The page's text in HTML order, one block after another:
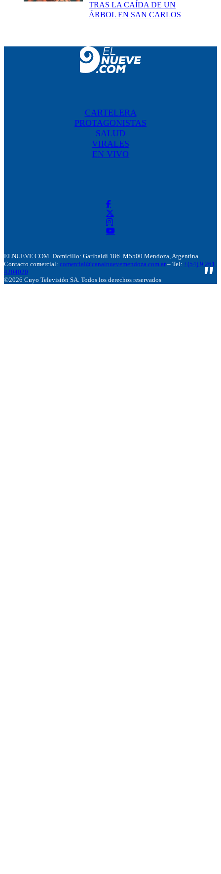
TRAS LA CAÍDA DE UN
ÁRBOL EN SAN CARLOS
CARTELERA
PROTAGONISTAS
SALUD
VIRALES
EN VIVO
ELNUEVE.COM. Domicillo: Garibaldi 186. M5500 Mendoza, Argentina.
Contacto comercial: comercial@canalnuevemendoza.com.ar – Tel: +(54) 9 261
4204020
©2026 Cuyo Televisión SA. Todos los derechos reservados